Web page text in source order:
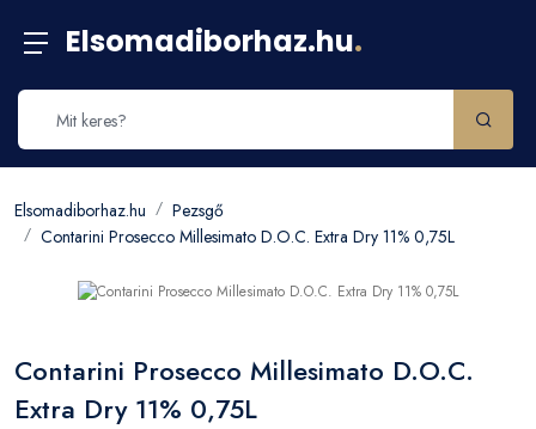
Elsomadiborhaz.hu.
Elsomadiborhaz.hu
Pezsgő
Contarini Prosecco Millesimato D.O.C. Extra Dry 11% 0,75L
Contarini Prosecco Millesimato D.O.C.
Extra Dry 11% 0,75L